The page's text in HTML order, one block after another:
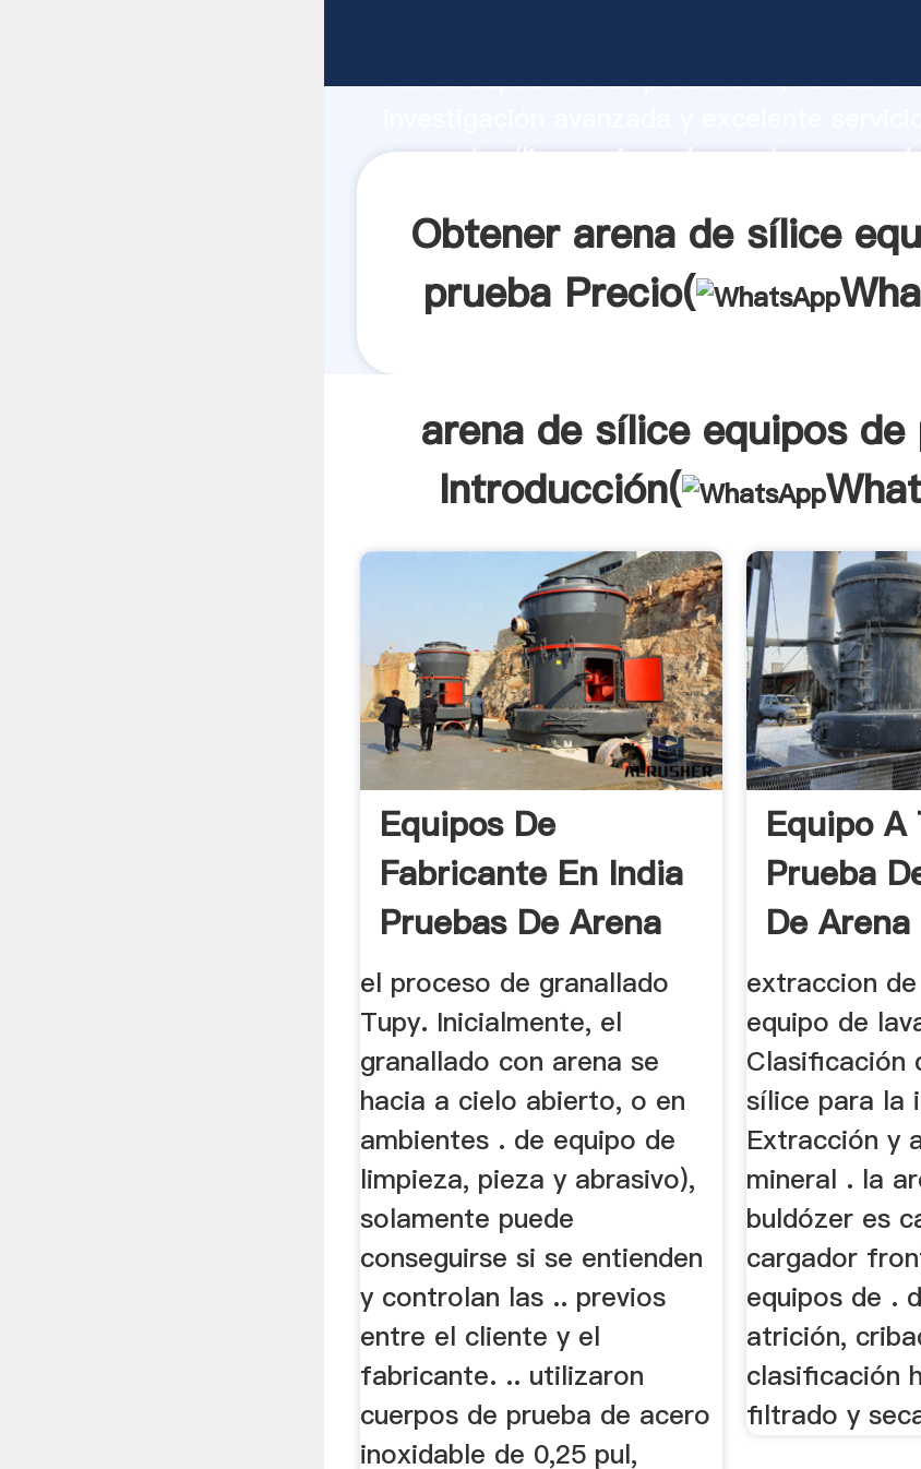
fuerte capacidad de producción, fuerza de
arena de sílice equipos de prueba
Obtener arena de sílice
prueba Precio(
arena de sílice equipos de
Introducción(
Equipos De
Fabricante En India
Pruebas De Arena
el proceso de granallado
Tupy. Inicialmente, el
granallado con arena se
hacia a cielo abierto, o en
ambientes . de equipo de
limpieza, pieza y abrasivo),
solamente puede
conseguirse si se entienden
y controlan las .. previos
entre el cliente y el
fabricante. .. utilizaron
cuerpos de prueba de acero
inoxidable de 0,25 pul,
Equipo A
Prueba
De Arena
extraccion
equipo de
Clasificación
sílice para la
Extracción y
mineral . la
buldózer es
cargador
equipos de .
atrición,
clasificación
filtrado y